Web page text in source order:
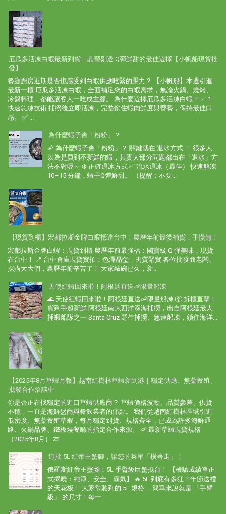
厄瓜多活凍白蝦最新到貨｜晶瑩剔透 Q彈鮮甜的最佳選擇【小帆船現貨批
發】
餐廳廚房近期是否也感受到白蝦供應吃緊的壓力？ 【小帆船】本週引進
最新一櫃 厄瓜多活凍白蝦，全面補足您的白蝦需求，無論火鍋、燒烤、
冷盤料理，都能讓客人一吃成主顧。 為什麼選擇厄瓜多活凍白蝦？ ✅ 1.
快速急凍技術 捕撈後立即活凍，完整鎖住蝦肉鮮度與營養，保持最佳口
感。 ✅ ...
為什麼蝦子會「粉粉」？
🦐 為什麼蝦子會「粉粉」？ 關鍵就在 退冰方式 ！ 很多人
以為是買到不新鮮的蝦，其實大部分問題都出在「退冰」方
法不對喔～ ❄️ 正確退冰方式 ✅ 流水退冰（最佳） 快速解凍
10–15 分鐘，蝦子Q彈鮮甜。 （提醒：不要...
【現貨到櫃】宏都拉斯金牌白蝦抵達台中！農曆年前最後補貨，手慢無！
宏都拉斯金牌白蝦：現貨到櫃 農曆年前最強檔：國寶級 Q 彈美味，現貨
在台中！ 📍 台中倉庫現貨實拍：色澤晶瑩，肉質緊實 各位批發商老闆、
採購大大們，農曆年前辛苦了！ 大家敲碗已久，新...
天使紅蝦回來啦！阿根廷直送🦐限量船凍
🌊 天使紅蝦回來啦！阿根廷直送🦐限量船凍 📦 拆櫃直擊！
貨到手超新鮮 阿根廷南大西洋深海捕撈，出自阿根廷最大
捕蝦船隊之一 Santa Cruz 野生捕撈、急速船凍，鎖住海洋...
【2025年8月草蝦月報】越南紅樹林草蝦新到港｜穩定供應、無藥養殖、
批發合作洽談中
你是否正在找穩定的進口草蝦供應商？ 草蝦價格波動、品質參差、供貨
不穩，一直是海鮮盤商與餐飲業者的痛點。 我們從越南紅樹林區域引進
低密度、無藥養殖草蝦，每月穩定到貨、規格齊全，已成為許多海鮮通
路、火鍋品牌、鐵板燒餐廳的指定合作來源。 🦐 最新草蝦現貨規格
（2025年8月） 本...
這批 5L 紅帝王蟹腳，讓您的菜單「橫著走」！
俄羅斯紅帝王蟹腳：5L 手臂級巨蟹抵台！ 【檢驗成績單正
式揭曉：純淨、安全、霸氣】 🔥 5L 到底有多狂？年節送禮
的天花板！ 大家常聽到的 5L 規格 ，簡單來說就是 「手臂
級」 的尺寸！每一...